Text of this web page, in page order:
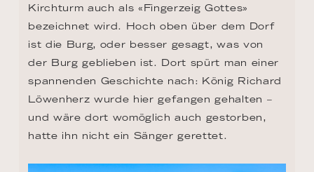
Kirchturm auch als «Fingerzeig Gottes»
bezeichnet wird. Hoch oben über dem Dorf
ist die Burg, oder besser gesagt, was von
der Burg geblieben ist. Dort spürt man einer
spannenden Geschichte nach: König Richard
Löwenherz wurde hier gefangen gehalten –
und wäre dort womöglich auch gestorben,
hatte ihn nicht ein Sänger gerettet.